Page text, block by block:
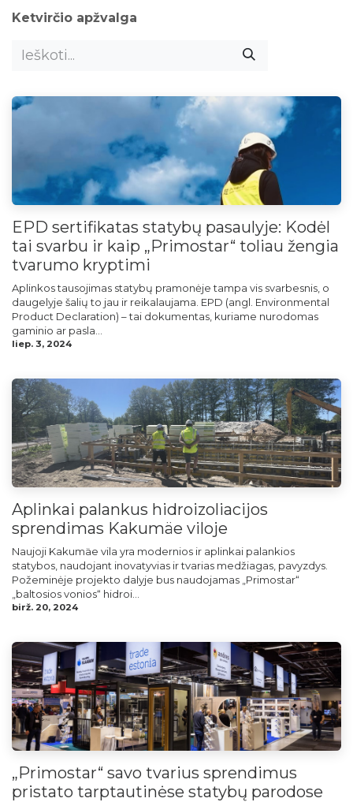
Ketvirčio apžvalga
EPD sertifikatas statybų pasaulyje: Kodėl
tai svarbu ir kaip „Primostar“ toliau žengia
tvarumo kryptimi
Aplinkos tausojimas statybų pramonėje tampa vis svarbesnis, o
daugelyje šalių to jau ir reikalaujama. EPD (angl. Environmental
Product Declaration) – tai dokumentas, kuriame nurodomas
gaminio ar pasla...
liep. 3, 2024
Aplinkai palankus hidroizoliacijos
sprendimas Kakumäe viloje
Naujoji Kakumäe vila yra modernios ir aplinkai palankios
statybos, naudojant inovatyvias ir tvarias medžiagas, pavyzdys.
Požeminėje projekto dalyje bus naudojamas „Primostar“
„baltosios vonios“ hidroi...
birž. 20, 2024
„Primostar“ savo tvarius sprendimus
pristato tarptautinėse statybų parodose